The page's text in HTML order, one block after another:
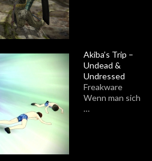
Akiba’s Trip –
Undead &
Undressed
Freakware
Wenn man sich
…